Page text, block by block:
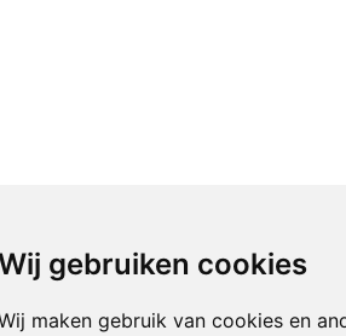
gebruiken cookies
maken gebruik van cookies en